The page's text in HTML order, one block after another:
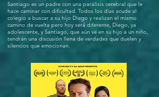
Santiago es un padre con una parálisis cerebral que le
hace caminar con dificultad. Todos los días acude al
colegio a buscar a su hijo Diego y realizan el mismo
camino de vuelta pero hoy será diferente, Diego, ya
adolescente, y Santiago, que aún ve en su hijo a un niño,
tendrán una discusión llena de verdades que duelen y
silencios que emocionan.